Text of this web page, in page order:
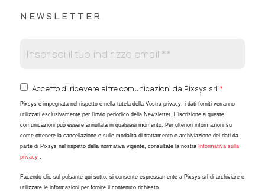
NEWSLETTER
Accetto di ricevere altre comunicazioni da Pixsys srl. *
Pixsys è impegnata nel rispetto e nella tutela della Vostra privacy; i dati forniti verranno
utilizzati esclusivamente per l'invio periodico della Newsletter. L'iscrizione a queste
comunicazioni può essere annullata in qualsiasi momento. Per ulteriori informazioni su
come ottenere la cancellazione e sulle modalità di trattamento e archiviazione dei dati da
parte di Pixsys nel rispetto della normativa vigente, consultate la nostra Informativa sulla
privacy.
Facendo clic sul pulsante qui sotto, si consente espressamente a Pixsys srl di archiviare e
utilizzare le informazioni per fornire il contenuto richiesto.